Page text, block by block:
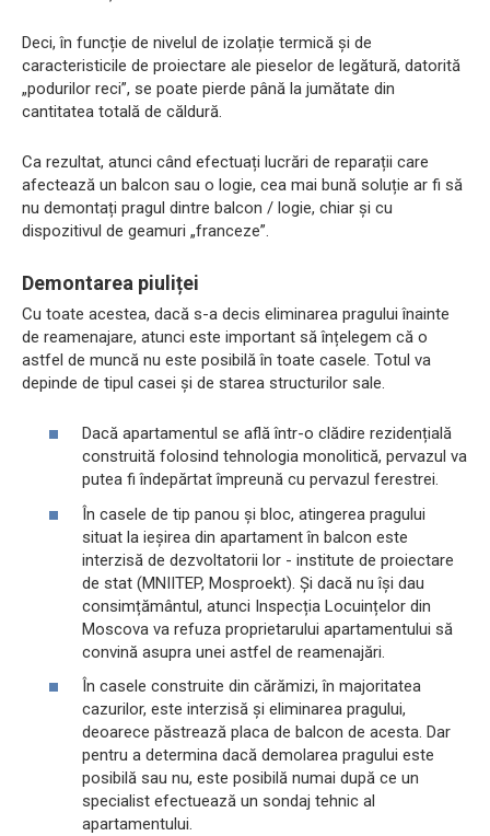
Deci, în funcție de nivelul de izolație termică și de
caracteristicile de proiectare ale pieselor de legătură, datorită
„podurilor reci”, se poate pierde până la jumătate din
cantitatea totală de căldură.
Ca rezultat, atunci când efectuați lucrări de reparații care
afectează un balcon sau o logie, cea mai bună soluție ar fi să
nu demontați pragul dintre balcon / logie, chiar și cu
dispozitivul de geamuri „franceze”.
Demontarea piuliței
Cu toate acestea, dacă s-a decis eliminarea pragului înainte
de reamenajare, atunci este important să înțelegem că o
astfel de muncă nu este posibilă în toate casele. Totul va
depinde de tipul casei și de starea structurilor sale.
Dacă apartamentul se află într-o clădire rezidențială
construită folosind tehnologia monolitică, pervazul va
putea fi îndepărtat împreună cu pervazul ferestrei.
În casele de tip panou și bloc, atingerea pragului
situat la ieșirea din apartament în balcon este
interzisă de dezvoltatorii lor - institute de proiectare
de stat (MNIITEP, Mosproekt). Și dacă nu își dau
consimțământul, atunci Inspecția Locuințelor din
Moscova va refuza proprietarului apartamentului să
convină asupra unei astfel de reamenajări.
În casele construite din cărămizi, în majoritatea
cazurilor, este interzisă și eliminarea pragului,
deoarece păstrează placa de balcon de acesta. Dar
pentru a determina dacă demolarea pragului este
posibilă sau nu, este posibilă numai după ce un
specialist efectuează un sondaj tehnic al
apartamentului.